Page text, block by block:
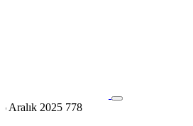
Aralık 2025 778